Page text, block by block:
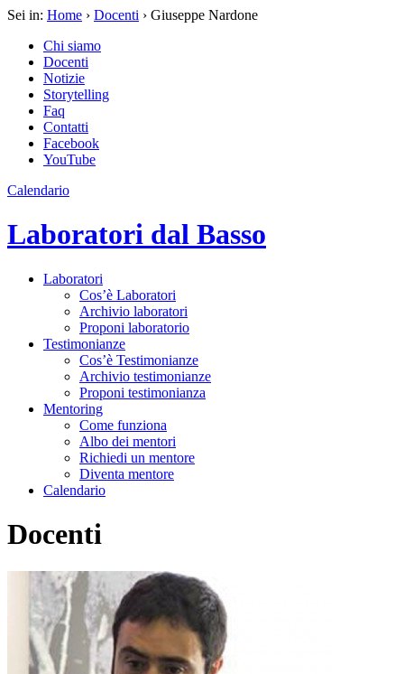
Sei in: Home › Docenti › Giuseppe Nardone
Chi siamo
Docenti
Notizie
Storytelling
Faq
Contatti
Facebook
YouTube
Calendario
Laboratori dal Basso
Laboratori
Cos’è Laboratori
Archivio laboratori
Proponi laboratorio
Testimonianze
Cos’è Testimonianze
Archivio testimonianze
Proponi testimonianza
Mentoring
Come funziona
Albo dei mentori
Richiedi un mentore
Diventa mentore
Calendario
Docenti